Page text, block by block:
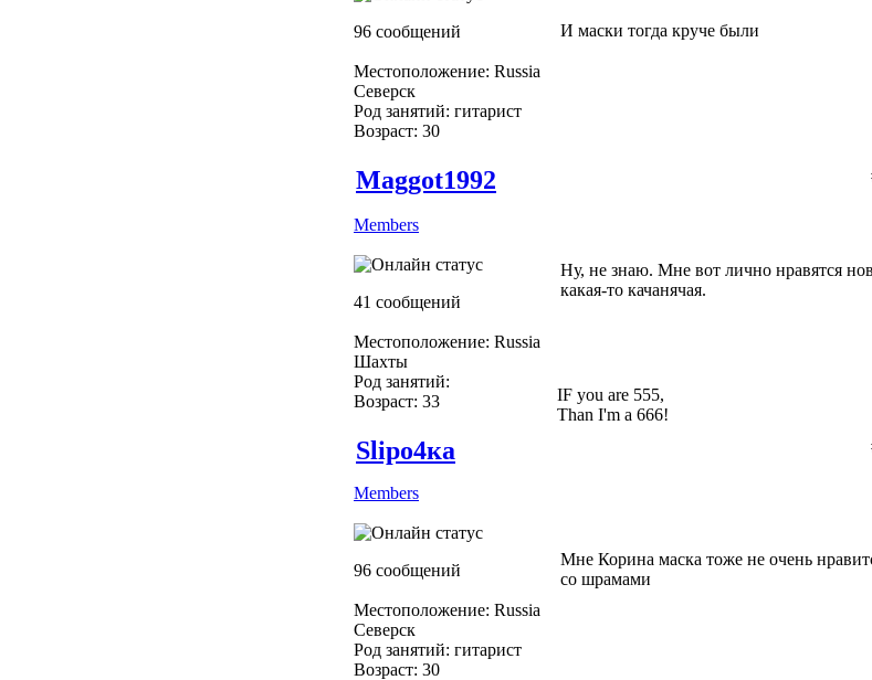
96 сообщений
Местоположение: Russia
Северск
Род занятий: гитарист
Возраст: 30
И маски тогда круче были
Maggot1992
Members
41 сообщений
Местоположение: Russia
Шахты
Род занятий:
Возраст: 33
Ну, не знаю. Мне вот лично нравятся
какая-то качанячая.
IF you are 555,
Than I'm a 666!
Slipо4ка
Members
96 сообщений
Местоположение: Russia
Северск
Род занятий: гитарист
Возраст: 30
Мне Корина маска тоже не очень
со шрамами